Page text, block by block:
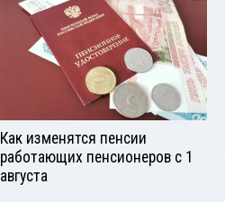
Как изменятся пенсии
работающих пенсионеров с 1
августа